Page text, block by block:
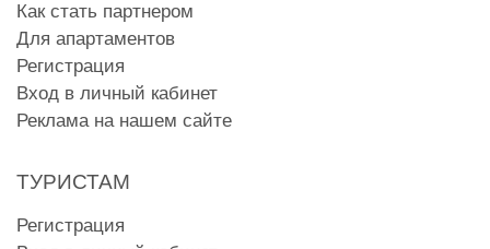
Как стать партнером
Для апартаментов
Регистрация
Вход в личный кабинет
Реклама на нашем сайте
ТУРИСТАМ
Регистрация